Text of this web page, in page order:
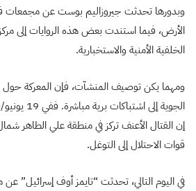
وبدورها تحدثت جيروزاليم بوست عن مجمعات
الأرض، فيما استندت بعض هذه الروايات إلى
الخلفية الأمنية والاستخبارية.
ومهما يكن توصيف المنشآت، فإن المعركة حول
الجوية إلى
إن القتال الأعنف تركز في منطقة علي الطاهر
قوات الاحتلال إلى التوغل.
في اليوم التالي، تحدثت “تايمز أوف إسرائيل”